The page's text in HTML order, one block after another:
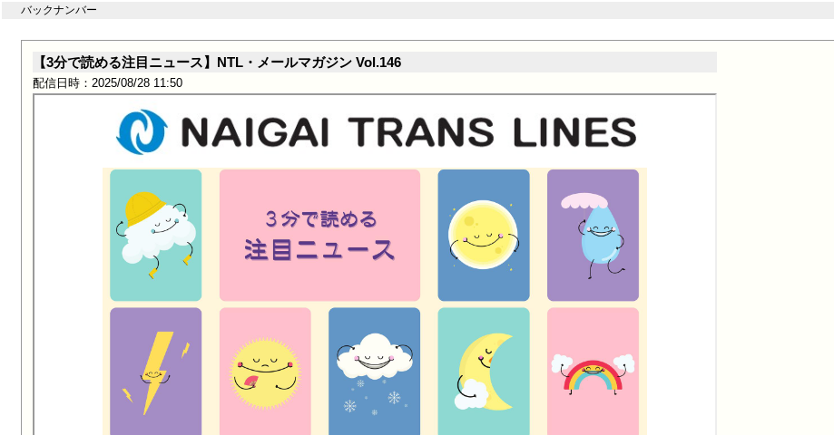
バックナンバー
【3分で読める注目ニュース】NTL・メールマガジン Vol.146
配信日時：2025/08/28 11:50